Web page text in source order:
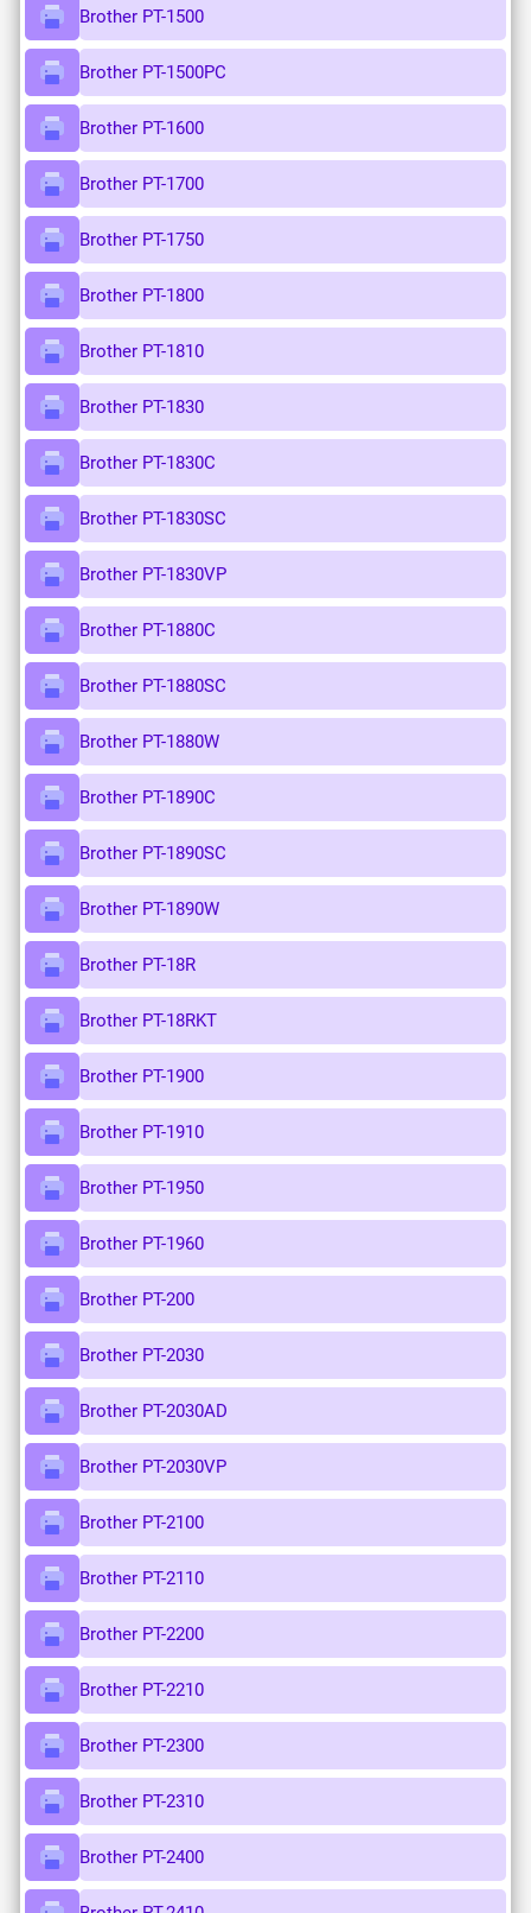
Brother PT-1500
Brother PT-1500PC
Brother PT-1600
Brother PT-1700
Brother PT-1750
Brother PT-1800
Brother PT-1810
Brother PT-1830
Brother PT-1830C
Brother PT-1830SC
Brother PT-1830VP
Brother PT-1880C
Brother PT-1880SC
Brother PT-1880W
Brother PT-1890C
Brother PT-1890SC
Brother PT-1890W
Brother PT-18R
Brother PT-18RKT
Brother PT-1900
Brother PT-1910
Brother PT-1950
Brother PT-1960
Brother PT-200
Brother PT-2030
Brother PT-2030AD
Brother PT-2030VP
Brother PT-2100
Brother PT-2110
Brother PT-2200
Brother PT-2210
Brother PT-2300
Brother PT-2310
Brother PT-2400